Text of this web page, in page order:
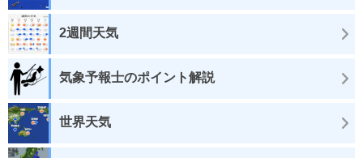
2週間天気
気象予報士のポイント解説
世界天気